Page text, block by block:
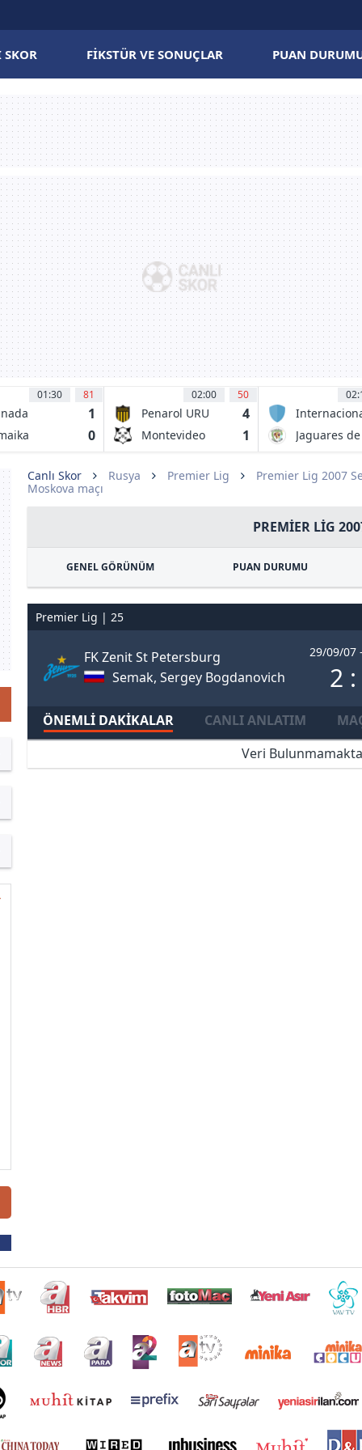
SKOR FIKSTÜR VE SONUÇLAR PUAN
01:30 81
1
0
02:00 50
Penarol URU 4
Montevideo
1
de Bogota.
Jaguares de
Canlı Skor Rusya Premier Lig
Premier Lig 2007
Moskova maçı
PREMIER LIG
GENEL GÖRÜNÜM PUAN DURUMU
Premier Lig | 25
FK Zenit St Petersburg
Semak, Sergey Bogdanovich
29/09/07
2
ÖNEMLI DAKIKALAR CANLI ANLATIM
Veri